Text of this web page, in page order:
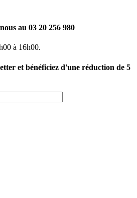
au 03 20 256 980
à 16h00.
et bénéficiez d'une réduction de 5